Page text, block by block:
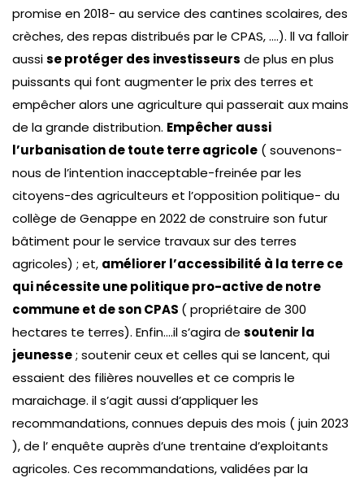
promise en 2018- au service des cantines scolaires, des
crèches, des repas distribués par le CPAS, ….). ll va falloir
aussise protéger des investisseurs de plus en plus
puissants qui font augmenter le prix des terres et
empêcher alors une agriculture qui passerait aux mains
de la grande distribution. Empêcher aussi
l’urbanisation de toute terre agricole ( souvenons-
nous de l’intention inacceptable-freinée par les
citoyens-des agriculteurs et l’opposition politique- du
collège de Genappe en 2022 de construire son futur
bâtiment pour le service travaux sur des terres
agricoles) ; et, améliorer l’accessibilité à la terre ce
qui nécessite une politique pro-active de notre
commune et de son CPAS ( propriétaire de 300
hectares te terres). Enfin….il s’agira de soutenir la
jeunesse; soutenir ceux et celles qui se lancent, qui
essaient des filières nouvelles et ce compris le
maraichage. il s’agit aussi d’appliquer les
recommandations, connues depuis des mois ( juin 2023
), de l’ enquête auprès d’une trentaine d’exploitants
agricoles. Ces recommandations, validées par la